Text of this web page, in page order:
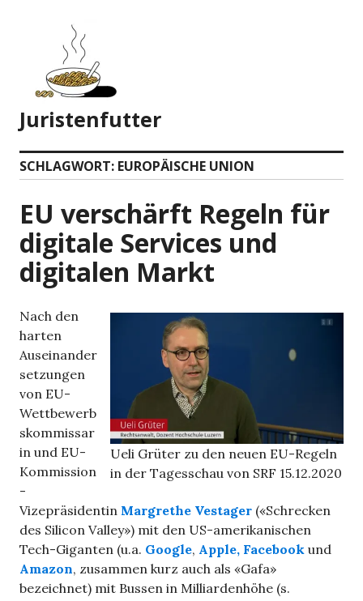
springen
Juristenfutter
SCHLAGWORT: EUROPÄISCHE UNION
EU verschärft Regeln für
digitale Services und
digitalen Markt
Ueli Grüter zu den neuen EU-Regeln
in der Tagesschau von SRF 15.12.2020
Nach den
harten
Auseinander
setzungen
von EU-
Wettbewerb
skommissar
in und EU-
Kommission
-
Vizepräsidentin Margrethe Vestager («Schrecken
des Silicon Valley») mit den US-amerikanischen
Tech-Giganten (u.a. Google, Apple, Facebook und
Amazon, zusammen kurz auch als «Gafa»
bezeichnet) mit Bussen in Milliardenhöhe (s.